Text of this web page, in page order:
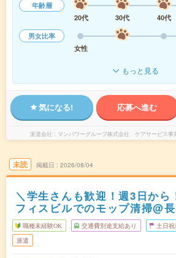
年齢層
20代
30代 40代
男女比率
女性
もっと見る
気になる! 応募へ進む
派遣会社 マンパワーグループ株式会社 ケアサービス事
未読 掲載日 2026/08/04
＼学生さんも歓迎！週3日から
フィスビルでのモップ清掃@
職種未経験OK 交通費別途支給あり 土日
派遣